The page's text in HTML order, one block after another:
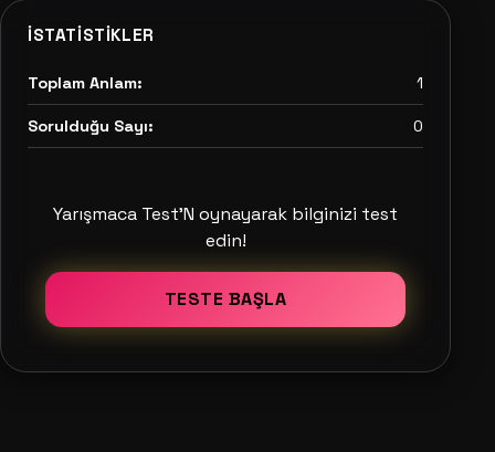
İSTATISTIKLER
Toplam Anlam: 1
Sorulduğu Sayı: 0
Yarışmaca Test'N oynayarak bilginizi test
edin!
TESTE BAŞLA